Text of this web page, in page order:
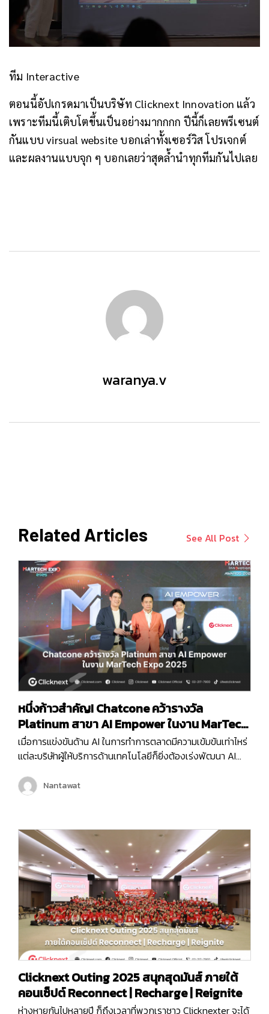
ทีม Interactive
ตอนนี้อัปเกรดมาเป็นบริษัท Clicknext Innovation แล้ว
เพราะทีมนี้เติบโตขึ้นเป็นอย่างมากกกก ปีนี้ก็เลยพรีเซนต์
กันแบบ virsual website บอกเล่าทั้งเซอร์วิส โปรเจกต์
และผลงานแบบจุก ๆ บอกเลยว่าสุดล้ำนำทุกทีมกันไปเลย
waranya.v
Related Articles See All Post
หนึ่งก้าวสำคัญ! Chatcone คว้ารางวัล
Platinum สาขา AI Empower ในงาน MarTech
Expo 2025
เมื่อการแข่งขันด้าน AI ในการทำการตลาดมีความเข้มข้นเท่าไหร่
แต่ละบริษัทผู้ให้บริการด้านเทคโนโลยีก็ยิ่งต้องเร่งพัฒนา AI
ขึ้น และครั้งนี้ถือเป็นอีกหนึ่งก้าวสำคัญของบริษัท คลิกเน็กซ์
เทคโนโลยี จำกัด เพราะ Chatcone ของเรา คว้ารางวัล AI
Nantawat
Clicknext Outing 2025 สนุกสุดมันส์ ภายใต้
คอนเซ็ปต์ Reconnect | Recharge | Reignite
ห่างหายกันไปหลายปี ก็ถึงเวลาที่พวกเราชาว Clicknexter จะได้